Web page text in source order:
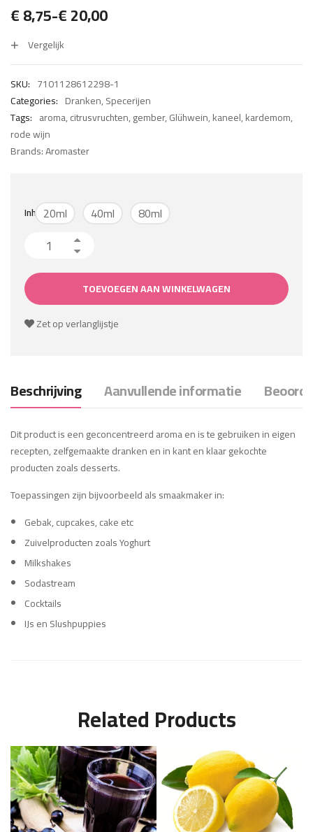
€8,75-€20,00
Prijsklasse:
€ 8,75
tot
€ 20,00
Vergelijk
SKU: 7101128612298-1
Categories: Dranken,Specerijen
Tags: aroma,citrusvruchten,gember,Glühwein,kaneel,kardemom,
rode wijn
Brands:Aromaster
Inhoud20ml 40ml 80ml
Glühwein aantal
TOEVOEGEN AAN WINKELWAGEN
Zet op verlanglijstje
Beschrijving Aanvullende informatie
Dit product is een geconcentreerd aroma en is te gebruiken in eigen
recepten, zelfgemaakte dranken en in kant en klaar gekochte
producten zoals desserts.
Toepassingen zijn bijvoorbeeld als smaakmaker in:
Gebak, cupcakes, cake etc
Zuivelproducten zoals Yoghurt
Milkshakes
Sodastream
Cocktails
IJs en Slushpuppies
Related Products